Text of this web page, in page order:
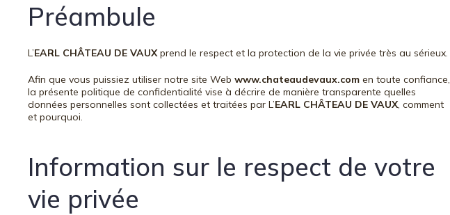
Préambule
L’EARL CHÂTEAU DE VAUXprend le respect et la protection de la vie privée très au sérieux.
Afin que vous puissiez utiliser notre site Web www.chateaudevaux.com en toute confiance,
la présente politique de confidentialité vise à décrire de manière transparente quelles
données personnelles sont collectées et traitées par L’EARL CHÂTEAU DE VAUX, comment
et pourquoi.
Information sur le respect de votre
vie privée